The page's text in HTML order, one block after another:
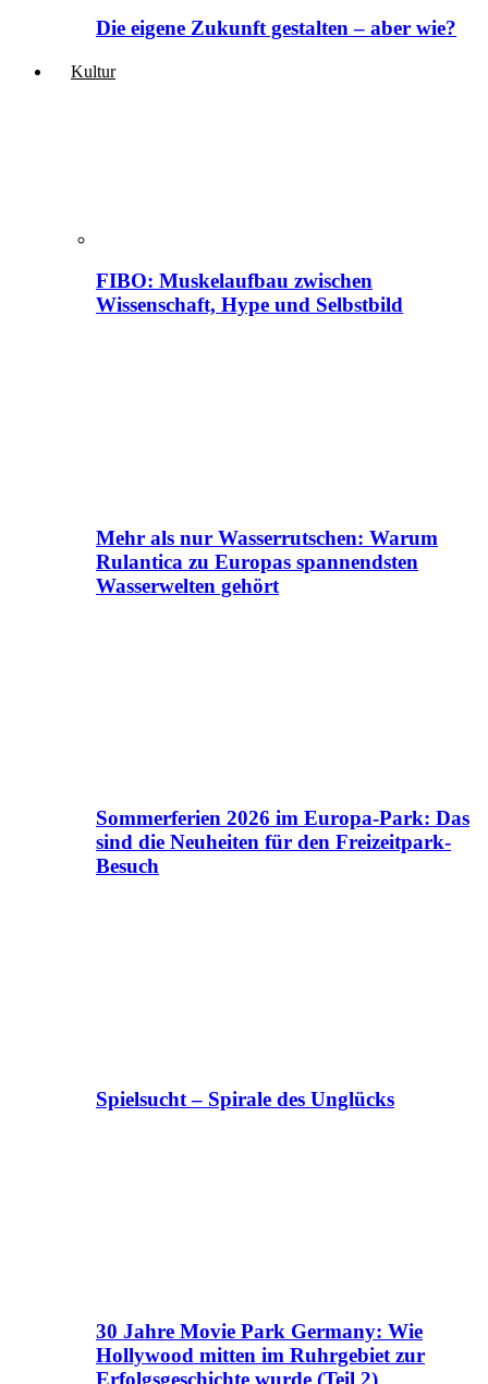
Die eigene Zukunft gestalten – aber wie?
Kultur
FIBO: Muskelaufbau zwischen
Wissenschaft, Hype und Selbstbild
Mehr als nur Wasserrutschen: Warum
Rulantica zu Europas spannendsten
Wasserwelten gehört
Sommerferien 2026 im Europa-Park: Das
sind die Neuheiten für den Freizeitpark-
Besuch
Spielsucht – Spirale des Unglücks
30 Jahre Movie Park Germany: Wie
Hollywood mitten im Ruhrgebiet zur
Erfolgsgeschichte wurde (Teil 2)